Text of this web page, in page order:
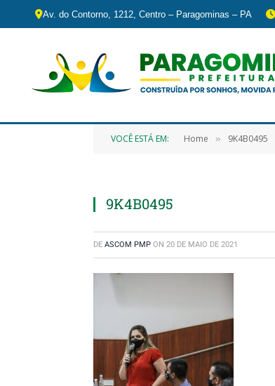
Av. do Contorno, 1212, Centro – Paragominas – PA
VOCÊ ESTÁ EM: Home » 9K4B0495
9K4B0495
DE ASCOM PMP ON 20 DE MAIO DE 2021